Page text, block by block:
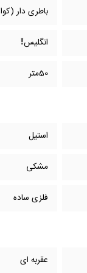
باطری دار
انگلیس
50متر
استیل
مشکی
فلزی ساده
عقربه ای